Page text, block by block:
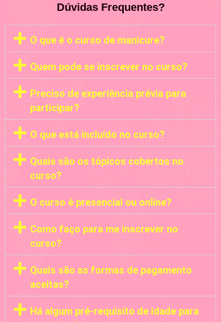
Dúvidas Frequentes?
O que é o curso de manicure?
Quem pode se inscrever no curso?
Preciso de experiência prévia para
participar?
O que está incluído no curso?
Quais são os tópicos cobertos no
curso?
O curso é presencial ou online?
Como faço para me inscrever no
curso?
Quais são as formas de pagamento
aceitas?
Há algum pré-requisito de idade para